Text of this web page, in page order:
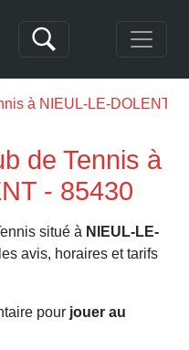
à NIEUL-LE-DOLENT
de Tennis à
- 85430
situé à NIEUL-LE-
avis, horaires et tarifs
pour jouer au